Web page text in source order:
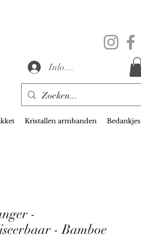
Inloggen
Kristallen armbanden Bedankjes
-
- Bamboe